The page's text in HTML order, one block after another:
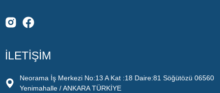
İLETİŞİM
Neorama İş Merkezi No:13 A Kat :18 Daire:81 Söğütözü 06560
Yenimahalle / ANKARA TÜRKİYE